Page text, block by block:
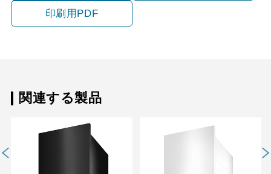
印刷用PDF
関連する製品